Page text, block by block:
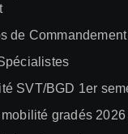
de Commandement
SVT/BGD 1er
gradés 2026